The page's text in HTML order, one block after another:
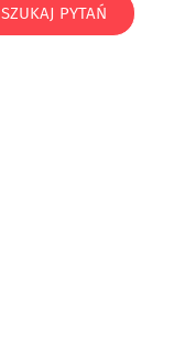
SZUKAJ PYTAŃ